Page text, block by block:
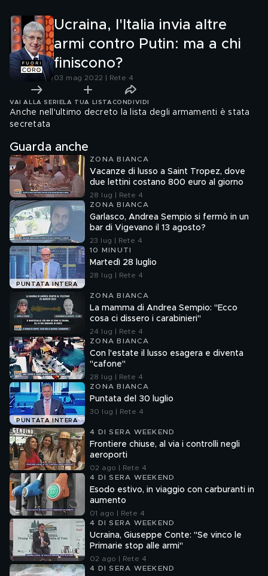
Ucraina, l'Italia invia altre
armi contro Putin: ma a chi
finiscono?
03 mag 2022 | Rete 4
VAI ALLA SERIE LA TUA LISTA CONDIVIDI
Anche nell'ultimo decreto la lista degli armamenti è stata
secretata
Guarda anche
ZONA BIANCA
Vacanze di lusso a Saint Tropez, dove
due lettini costano 800 euro al giorno
28 lug | Rete 4
ZONA BIANCA
Garlasco, Andrea Sempio si fermò in un
bar di Vigevano il 13 agosto?
23 lug | Rete 4
PUNTATA INTERA
10 MINUTI
Martedì 28 luglio
28 lug | Rete 4
ZONA BIANCA
La mamma di Andrea Sempio: "Ecco
cosa ci dissero i carabinieri"
24 lug | Rete 4
ZONA BIANCA
Con l'estate il lusso esagera e diventa
"cafone"
28 lug | Rete 4
PUNTATA INTERA
ZONA BIANCA
Puntata del 30 luglio
30 lug | Rete 4
4 DI SERA WEEKEND
Frontiere chiuse, al via i controlli negli
aeroporti
02 ago | Rete 4
4 DI SERA WEEKEND
Esodo estivo, in viaggio con carburanti in
aumento
01 ago | Rete 4
4 DI SERA WEEKEND
Ucraina, Giuseppe Conte: "Se vinco le
Primarie stop alle armi"
02 ago | Rete 4
4 DI SERA WEEKEND